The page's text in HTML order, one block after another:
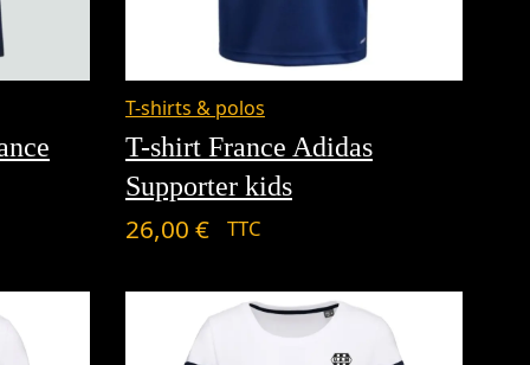
T-shirts & polos
T-shirt France Adidas
Supporter kids
26,00 € TTC